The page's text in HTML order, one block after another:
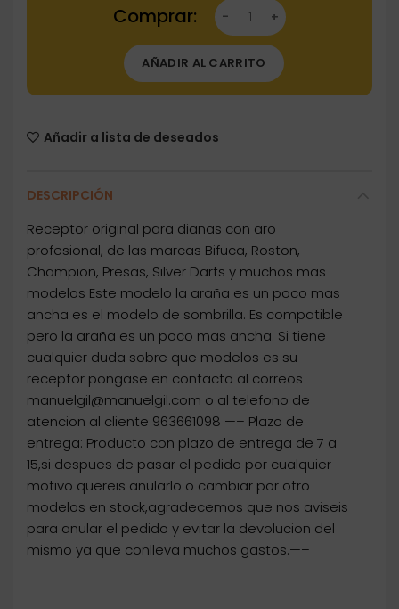
Dartstore Receptor Diana Profesional Tipo
AÑADIR AL CARRITO
Añadir a lista de deseados
DESCRIPCIÓN
Receptor original para dianas con aro
profesional, de las marcas Bifuca, Roston,
Champion, Presas, Silver Darts y muchos mas
modelos Este modelo la araña es un poco mas
ancha es el modelo de sombrilla. Es compatible
pero la araña es un poco mas ancha. Si tiene
cualquier duda sobre que modelos es su
receptor pongase en contacto al correos
manuelgil@manuelgil.com o al telefono de
atencion al cliente 963661098 —– Plazo de
entrega: Producto con plazo de entrega de 7 a
15,si despues de pasar el pedido por cualquier
motivo quereis anularlo o cambiar por otro
modelos en stock,agradecemos que nos aviseis
para anular el pedido y evitar la devolucion del
mismo ya que conlleva muchos gastos.—–